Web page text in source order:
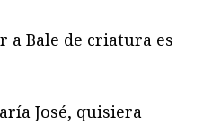
a Bale de criatura es
José, quisiera